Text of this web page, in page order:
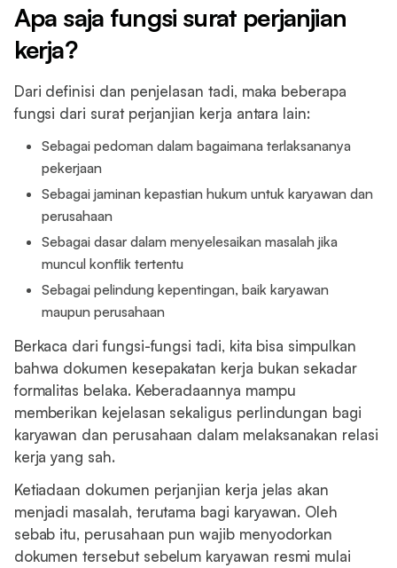
Apa saja fungsi surat perjanjian
kerja?
Dari definisi dan penjelasan tadi, maka beberapa
fungsi dari surat perjanjian kerja antara lain:
Sebagai pedoman dalam bagaimana terlaksananya
pekerjaan
Sebagai jaminan kepastian hukum untuk karyawan dan
perusahaan
Sebagai dasar dalam menyelesaikan masalah jika
muncul konflik tertentu
Sebagai pelindung kepentingan, baik karyawan
maupun perusahaan
Berkaca dari fungsi-fungsi tadi, kita bisa simpulkan
bahwa dokumen kesepakatan kerja bukan sekadar
formalitas belaka. Keberadaannya mampu
memberikan kejelasan sekaligus perlindungan bagi
karyawan dan perusahaan dalam melaksanakan relasi
kerja yang sah.
Ketiadaan dokumen perjanjian kerja jelas akan
menjadi masalah, terutama bagi karyawan. Oleh
sebab itu, perusahaan pun wajib menyodorkan
dokumen tersebut sebelum karyawan resmi mulai